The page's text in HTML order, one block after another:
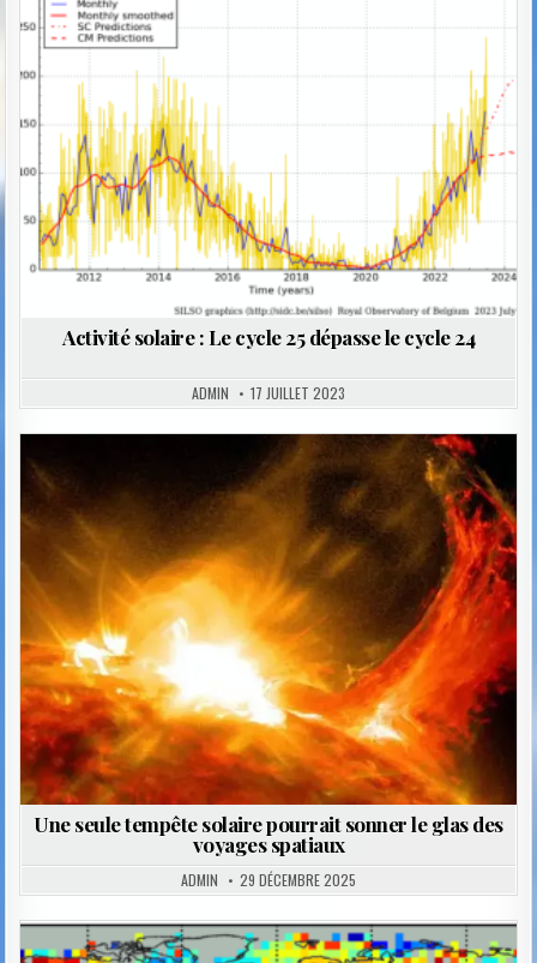
in
Activité solaire : Le cycle 25 dépasse le cycle 24
ADMIN 17 JUILLET 2023
Posted
Une seule tempête solaire pourrait sonner le glas des
voyages spatiaux
ADMIN 29 DÉCEMBRE 2025